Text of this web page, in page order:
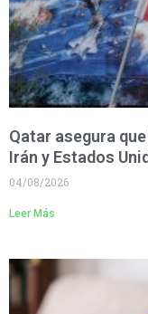
Qatar asegura
Irán y Estados
04/08/2026
Leer Más